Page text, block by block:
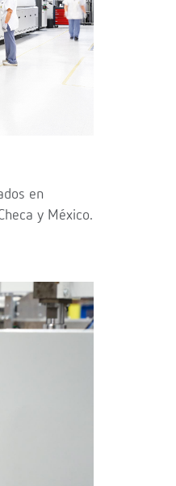
en
y México.